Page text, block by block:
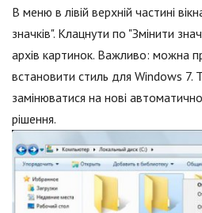
В меню в лівій верхній частині
значків". Клацнути по "Змінити
архів картинок. Важливо: можна
встановити стиль для Windows 7.
замінюватися на нові
рішення.